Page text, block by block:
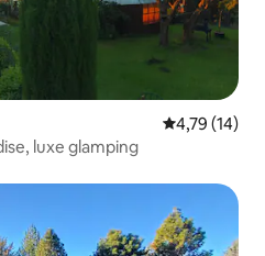
Gemiddelde
4,79 (14)
luxe glamping